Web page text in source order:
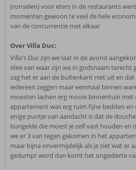
(ronselen) voor eters in de restaurants
momenten gewoon te veel de hele
van de concurrentie met elkaar
Over Villa Duc:
Villa's Duc zijn we laat in de avond
idee van waar zijn we in godsnaam terecht
zag het er aan de buitenkant niet uit en
iedereen zeggen maar eenmaal binnen
moesten lachen erg mooie binnentuin met
appartement was erg ruim fijne bedden en
enige puntje van aandacht is dat de
bungelde die moest je zelf vast houden en
we er 3 van tegen gekomen in het
maar bijna onvermijdelijk als je ziet wat er
gedumpt word dan komt het ongedierte